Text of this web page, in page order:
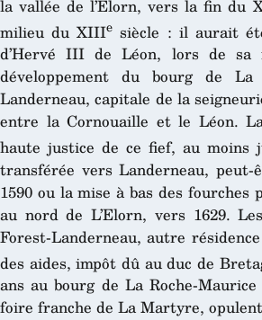
la vallée de l’Elorn, vers la fin du
milieu du XIIIe siècle : il aurait
d’Hervé III de Léon, lors de sa
développement du bourg de
Landerneau, capitale de la
entre la Cornouaille et le Léon.
haute justice de ce fief, au moins
transférée vers Landerneau,
1590 ou la mise à bas des
au nord de L’Elorn, vers 1629.
Forest-Landerneau, autre
des aides, impôt dû au duc de
ans au bourg de La Roche-
foire franche de La Martyre,